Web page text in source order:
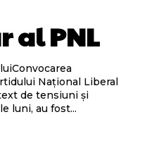
al PNL
Național Liberal
de tensiuni și
luni, au fost...